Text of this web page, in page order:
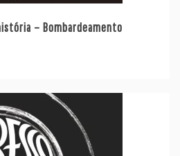
– Bombardeamento